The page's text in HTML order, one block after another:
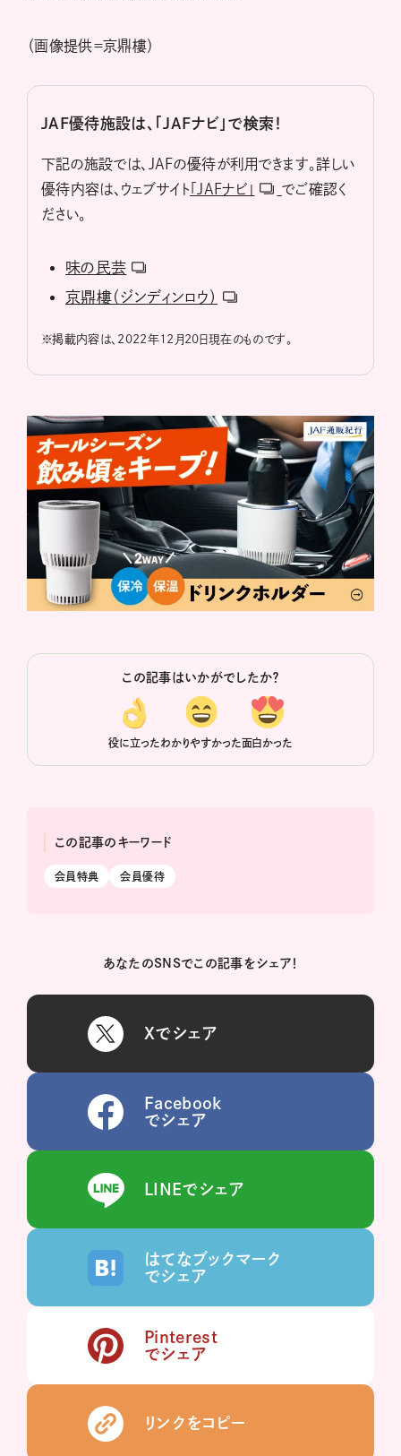
（画像提供＝京鼎樓）
JAF優待施設は、「JAFナビ」で検索！
下記の施設では、JAFの優待が利用できます。詳しい
優待内容は、ウェブサイト 「JAFナビ」
でご確認く
ださい。
味の民芸
京鼎樓（ジンディンロウ）
※掲載内容は、2022年12月20日現在のものです。
この記事はいかがでしたか？
役に立ったわかりやすかった面白かった
この記事のキーワード
会員特典 会員優待
あなたのSNSでこの記事をシェア！
Xでシェア
Facebook
でシェア
LINEでシェア
はてなブックマーク
でシェア
Pinterest
でシェア
リンクをコピー